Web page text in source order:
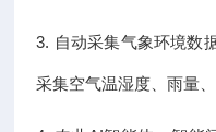
3. 自动采集气象环境数
采集空气温湿度、雨量